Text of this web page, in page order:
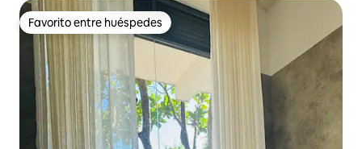
Favorito entre huéspedes
Favorito entre huéspedes